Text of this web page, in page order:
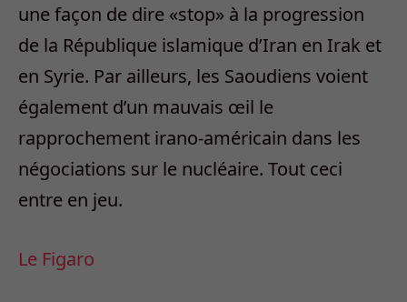
une façon de dire «stop» à la progression
de la République islamique d’Iran en Irak et
en Syrie. Par ailleurs, les Saoudiens voient
également d’un mauvais œil le
rapprochement irano-américain dans les
négociations sur le nucléaire. Tout ceci
entre en jeu.
Le Figaro